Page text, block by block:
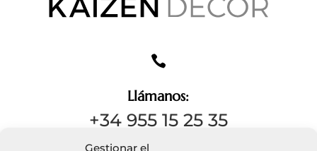
Gestionar el

Llámanos:
+34 955 15 25 35